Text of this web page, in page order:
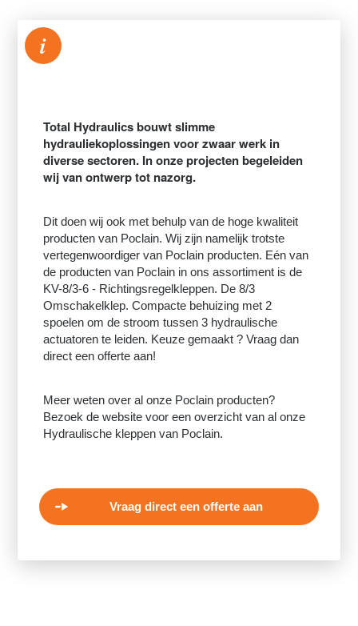
i
Total Hydraulics bouwt slimme
hydrauliekoplossingen voor zwaar werk in
diverse sectoren. In onze projecten begeleiden
wij van ontwerp tot nazorg.
Dit doen wij ook met behulp van de hoge kwaliteit
producten van Poclain. Wij zijn namelijk trotste
vertegenwoordiger van Poclain producten. Eén van
de producten van Poclain in ons assortiment is de
KV-8/3-6 - Richtingsregelkleppen. De 8/3
Omschakelklep. Compacte behuizing met 2
spoelen om de stroom tussen 3 hydraulische
actuatoren te leiden. Keuze gemaakt ? Vraag dan
direct een offerte aan!
Meer weten over al onze Poclain producten?
Bezoek de website voor een overzicht van al onze
Hydraulische kleppen van Poclain.
Vraag direct een offerte aan